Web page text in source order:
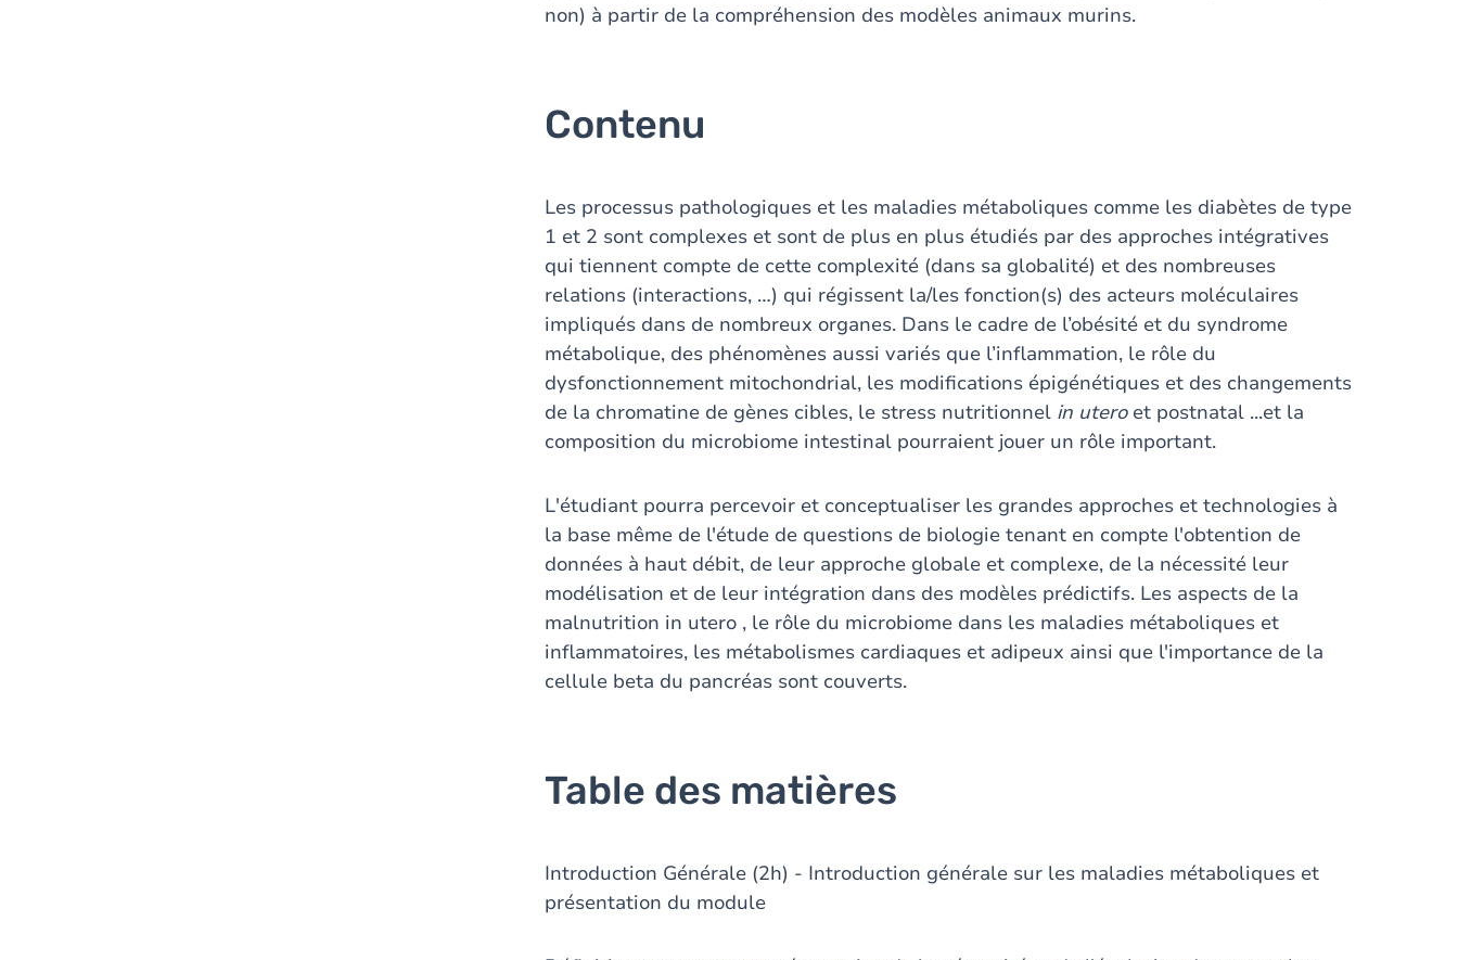
non) à partir de la compréhension des modèles animaux murins.
Contenu
Les processus pathologiques et les maladies métaboliques comme les diabètes de type
1 et 2 sont complexes et sont de plus en plus étudiés par des approches intégratives
qui tiennent compte de cette complexité (dans sa globalité) et des nombreuses
relations (interactions, …) qui régissent la/les fonction(s) des acteurs moléculaires
impliqués dans de nombreux organes. Dans le cadre de l’obésité et du syndrome
métabolique, des phénomènes aussi variés que l’inflammation, le rôle du
dysfonctionnement mitochondrial, les modifications épigénétiques et des changements
de la chromatine de gènes cibles, le stress nutritionnel in uteroet postnatal ...et la
composition du microbiome intestinal pourraient jouer un rôle important.
L'étudiant pourra percevoir et conceptualiser les grandes approches et technologies à
la base même de l'étude de questions de biologie tenant en compte l'obtention de
données à haut débit, de leur approche globale et complexe, de la nécessité leur
modélisation et de leur intégration dans des modèles prédictifs. Les aspects de la
malnutrition in utero , le rôle du microbiome dans les maladies métaboliques et
inflammatoires, les métabolismes cardiaques et adipeux ainsi que l'importance de la
cellule beta du pancréas sont couverts.
Table des matières
Introduction Générale (2h) - Introduction générale sur les maladies métaboliques et
présentation du module